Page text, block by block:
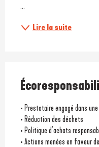
...
Lire la suite
• Prestataire engagé dans
• Réduction des déchets
• Politique d’achats
• Actions menées en faveur